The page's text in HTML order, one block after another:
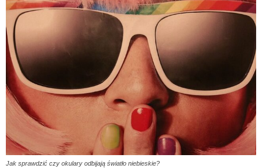
Jak sprawdzić czy okulary odbijają światło niebieskie?